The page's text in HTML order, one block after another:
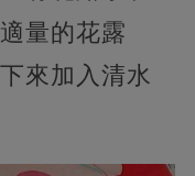
量的花露
來加入清水